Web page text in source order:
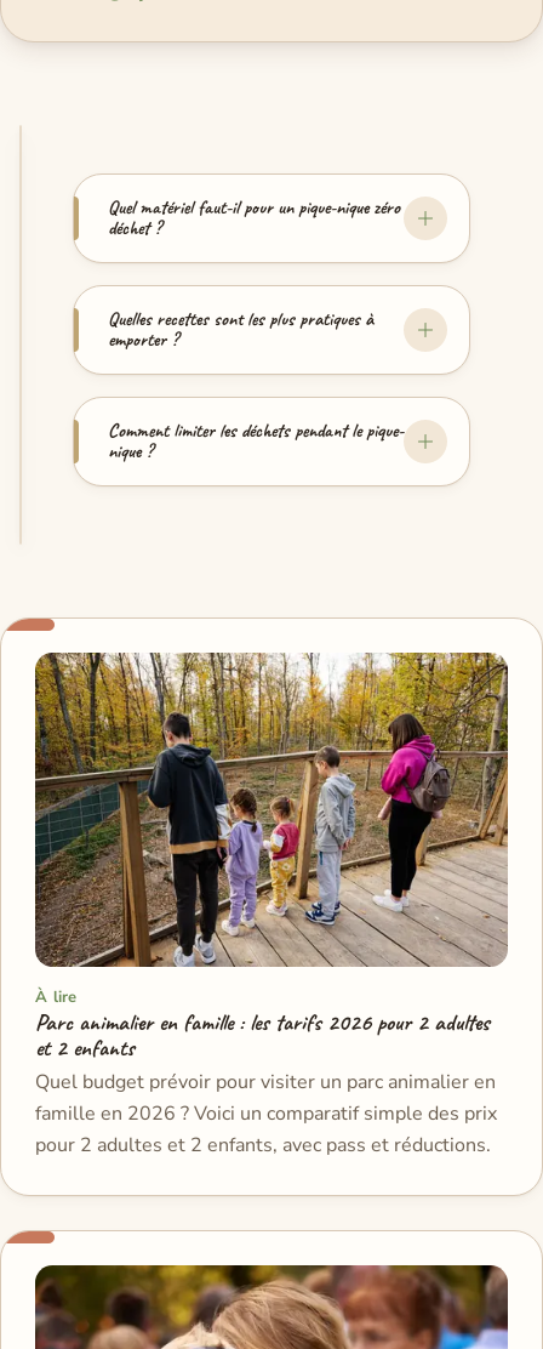
Quel matériel faut-il pour un pique-nique zéro
déchet ?
Quelles recettes sont les plus pratiques à
emporter ?
Comment limiter les déchets pendant le pique-
nique ?
À lire
Parc animalier en famille : les tarifs 2026 pour 2 adultes
et 2 enfants
Quel budget prévoir pour visiter un parc animalier en
famille en 2026 ? Voici un comparatif simple des prix
pour 2 adultes et 2 enfants, avec pass et réductions.